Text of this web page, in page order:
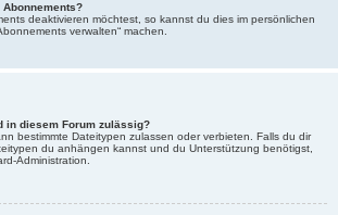
deaktivieren möchtest, so kannst du dies im persönlichen
verwalten“ machen.
in diesem Forum zulässig?
bestimmte Dateitypen zulassen oder verbieten. Falls du dir
du anhängen kannst und du Unterstützung benötigst,
Administration.